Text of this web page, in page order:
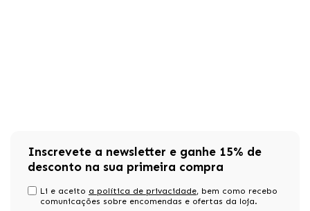
Inscrevete a newsletter e ganhe 15% de
desconto na sua primeira compra
Li e aceito a política de privacidade, bem como recebo
comunicações sobre encomendas e ofertas da loja.